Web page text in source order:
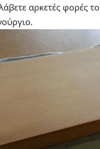
αρκετές φορές